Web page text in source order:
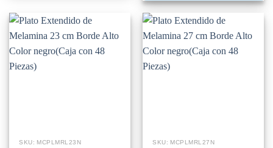
SKU: MCPLMRL23N SKU: MCPLMRL27N